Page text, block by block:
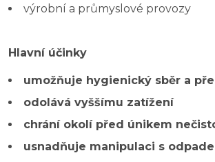
výrobní a průmyslové provozy
Hlavní účinky
umožňuje hygienický sběr a
odolává vyššímu zatížení
chrání okolí před únikem
usnadňuje manipulaci s